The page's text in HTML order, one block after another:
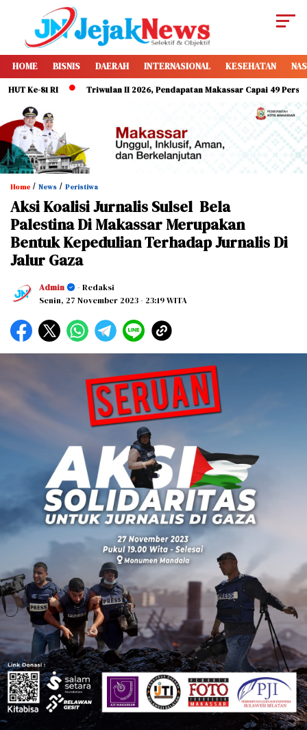
HOME BISNIS DAERAH INTERNASIONAL KESEHATAN
81 RI Triwulan II 2026, Pendapatan Makassar Capai 49 Persen,
Home / News / Peristiwa
Aksi Koalisi Jurnalis Sulsel Bela
Palestina Di Makassar Merupakan
Bentuk Kepedulian Terhadap Jurnalis Di
Jalur Gaza
Admin
- Redaksi
Senin, 27 November 2023- 23:19 WITA